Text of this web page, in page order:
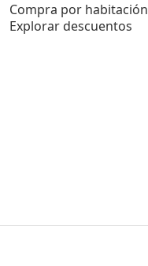
Compra por habitación
Explorar descuentos